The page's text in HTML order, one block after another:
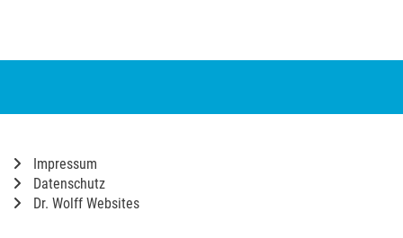
Impressum
Datenschutz
Dr. Wolff Websites